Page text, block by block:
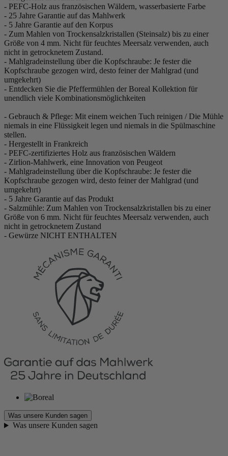
- PEFC-Holz aus französischen Wäldern, wasserbasierte Farbe
- 25 Jahre Garantie auf das Mahlwerk
- 5 Jahre Garantie auf den Korpus
- Zum Mahlen von Trockensalzkristallen (Steinsalz) bis zu einer
Größe von 4 mm. Nicht für feuchtes Meersalz verwenden, auch
nicht in getrocknetem Zustand.
- Mahlgradeinstellung über die Kopfschraube: Je fester die
Kopfschraube gezogen wird, desto feiner der Mahlgrad (und
umgekehrt)
- Entdecken Sie die Pfeffermühlen der Boreal Kollektion für
unendlich viele Kombinationsmöglichkeiten
- Gebrauch & Pflege: Mit einem weichen Tuch reinigen / Die Mühle
niemals in eine Flüssigkeit legen und niemals in die Spülmaschine
stellen.
- Hergestellt in Frankreich
- PEFC-zertifiziertes Holz aus französischen Wäldern
- Zirlion-Mahlwerk, eine Innovation von Peugeot
- Mahlgradeinstellung über die Kopfschraube: Je fester die
Kopfschraube gezogen wird, desto feiner der Mahlgrad (und
umgekehrt)
- 5 Jahre Garantie auf das Produkt
- Salzmühle: Zum Mahlen von Trockensalzkristallen bis zu einer
Größe von 6 mm. Nicht für feuchtes Meersalz verwenden, auch
nicht in getrocknetem Zustand
- Gewürze NICHT ENTHALTEN
Was unsere Kunden sagen
Was unsere Kunden sagen